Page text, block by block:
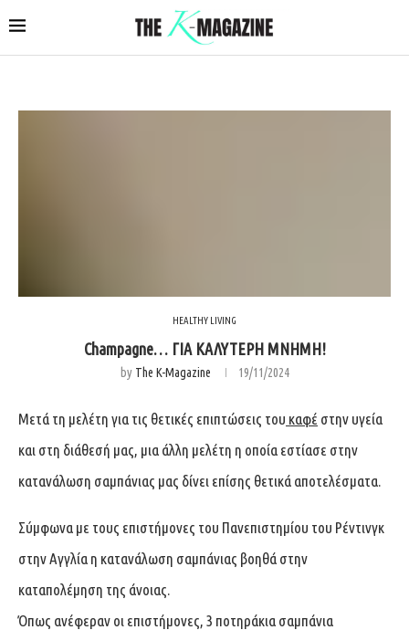
HEALTHY LIVING
Champagne… ΓΙΑ ΚΑΛΥΤΕΡΗ ΜΝΗΜΗ!
by The K-Magazine 19/11/2024
Μετά τη μελέτη για τις θετικές επιπτώσεις του καφέ στην υγεία
και στη διάθεσή μας, μια άλλη μελέτη η οποία εστίασε στην
κατανάλωση σαμπάνιας μας δίνει επίσης θετικά αποτελέσματα.
Σύμφωνα με τους επιστήμονες του Πανεπιστημίου του Ρέντινγκ
στην Αγγλία η κατανάλωση σαμπάνιας βοηθά στην
καταπολέμηση της άνοιας.
Όπως ανέφεραν οι επιστήμονες, 3 ποτηράκια σαμπάνια